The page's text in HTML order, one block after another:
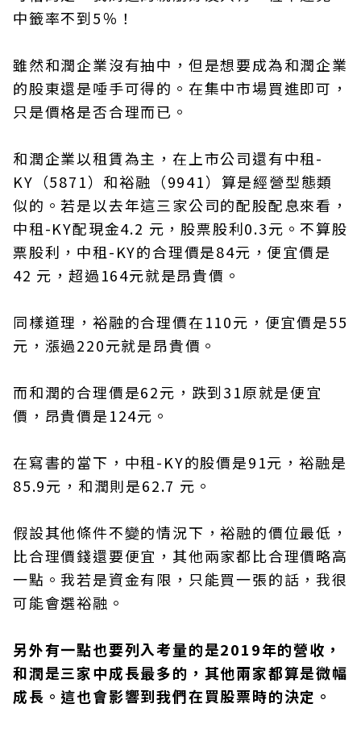
中籤率不到5％！
雖然和潤企業沒有抽中，但是想要成為和潤企業
的股東還是唾手可得的。在集中市場買進即可，
只是價格是否合理而已。
和潤企業以租賃為主，在上市公司還有中租-
KY（5871）和裕融（9941）算是經營型態類
似的。若是以去年這三家公司的配股配息來看，
中租-KY配現金4.2 元，股票股利0.3元。不算股
票股利，中租-KY的合理價是84元，便宜價是
42 元，超過164元就是昂貴價。
同樣道理，裕融的合理價在110元，便宜價是55
元，漲過220元就是昂貴價。
而和潤的合理價是62元，跌到31原就是便宜
價，昂貴價是124元。
在寫書的當下，中租-KY的股價是91元，裕融是
85.9元，和潤則是62.7 元。
假設其他條件不變的情況下，裕融的價位最低，
比合理價錢還要便宜，其他兩家都比合理價略高
一點。我若是資金有限，只能買一張的話，我很
可能會選裕融。
另外有一點也要列入考量的是2019年的營收，
和潤是三家中成長最多的，其他兩家都算是微幅
成長。這也會影響到我們在買股票時的決定。